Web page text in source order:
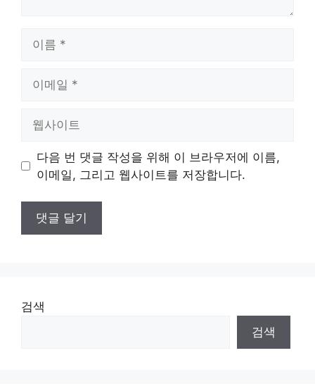
트
다음 번 댓글 작성을 위해 이 브라우저에 이름,
이메일, 그리고 웹사이트를 저장합니다.
검색
검색